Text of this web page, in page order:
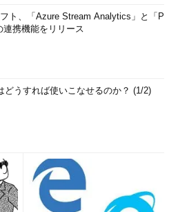
ト、「Azure Stream Analytics」と「P
連携機能をリリース
どうすれば使いこなせるのか？ (1/2)